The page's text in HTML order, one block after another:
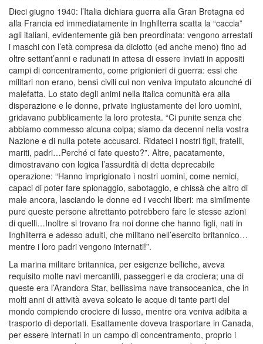
Dieci giugno 1940: l’Italia dichiara guerra alla Gran Bretagna ed
alla Francia ed immediatamente in Inghilterra scatta la “caccia”
agli italiani, evidentemente già ben preordinata: vengono arrestati
i maschi con l’età compresa da diciotto (ed anche meno) fino ad
oltre settant’anni e radunati in attesa di essere inviati in appositi
campi di concentramento, come prigionieri di guerra: essi che
militari non erano, bensì civili cui non veniva imputato alcunché di
malefatta. Lo stato degli animi nella italica comunità era alla
disperazione e le donne, private ingiustamente dei loro uomini,
gridavano pubblicamente la loro protesta. “Ci punite senza che
abbiamo commesso alcuna colpa; siamo da decenni nella vostra
Nazione e di nulla potete accusarci. Ridateci i nostri figli, fratelli,
mariti, padri…Perché ci fate questo?”. Altre, pacatamente,
dimostravano con logica l’assurdità di detta deprecabile
operazione: “Hanno imprigionato i nostri uomini, come nemici,
capaci di poter fare spionaggio, sabotaggio, e chissà che altro di
male ancora, lasciando le donne ed i vecchi liberi: ma similmente
pure queste persone altrettanto potrebbero fare le stesse azioni
di quelli…Inoltre si trovano fra noi donne che hanno figli, nati in
Inghilterra e adesso adulti, che militano nell’esercito britannico…
mentre i loro padri vengono internati!”.
La marina militare britannica, per esigenze belliche, aveva
requisito molte navi mercantili, passeggeri e da crociera; una di
queste era l’Arandora Star, bellissima nave transoceanica, che in
molti anni di attività aveva solcato le acque di tante parti del
mondo compiendo crociere di lusso, mentre ora veniva adibita a
trasporto di deportati. Esattamente doveva trasportare in Canada,
per essere internati in un campo di concentramento, proprio i